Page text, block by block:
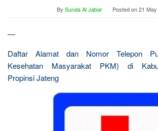
By Sunda Al Jabar Posted on21
—
Daftar Alamat dan Nomor Telepon
Kesehatan Masyarakat PKM) di
Propinsi Jateng